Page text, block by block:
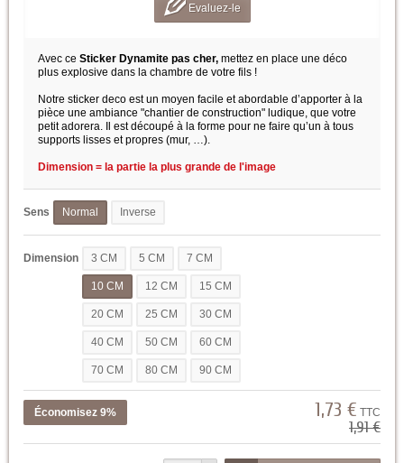
Evaluez-le
Avec ce Sticker Dynamite pas cher, mettez en place une déco
plus explosive dans la chambre de votre fils !
Notre sticker deco est un moyen facile et abordable d’apporter à la
pièce une ambiance "chantier de construction" ludique, que votre
petit adorera. Il est découpé à la forme pour ne faire qu’un à tous
supports lisses et propres (mur, …).
Dimension = la partie la plus grande de l'image
Sens Normal Inverse
Dimension 3 CM 5 CM 7 CM
10 CM 12 CM 15 CM
20 CM 25 CM 30 CM
40 CM 50 CM 60 CM
70 CM 80 CM 90 CM
Économisez 9% 1,73 € TTC
1,91 €